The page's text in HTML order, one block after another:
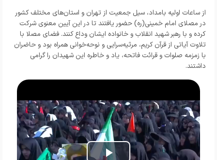
از ساعات اولیه بامداد، سیل جمعیت از تهران و استان‌های مختلف کشور
در مصلای امام خمینی(ره) حضور یافتند تا در این آیین معنوی شرکت
کرده و با رهبر شهید انقلاب و خانواده ایشان وداع کنند. فضای مصلا با
تلاوت آیاتی از قرآن کریم، مرثیه‌سرایی و نوحه‌خوانی همراه بود و حاضران
با زمزمه صلوات و قرائت فاتحه، یاد و خاطره این شهیدان را گرامی
داشتند.